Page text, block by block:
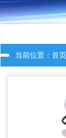
当前位置：首